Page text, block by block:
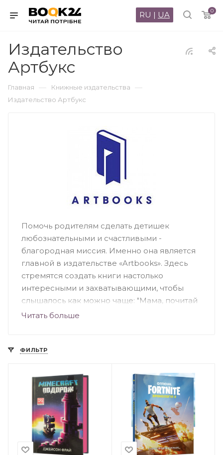
0
RU | UA
Издательство
Артбукс
Главная — Книжные издательства —
Издательство Артбукс
Помочь родителям сделать детишек
любознательными и счастливыми -
благородная миссия. Именно она является
главной в издательстве «Artbooks». Здесь
стремятся создать книги настолько
интересными и захватывающими, чтобы
слышалось как можно чаще: "Мама, почитай
мне еще!"
яркие виммельбухи, развивающие
колыбельные. Интересный факт: хотя
издательство еще довольно молодое,
однако искусная работа его команды
неоднократно отмечалась на престижных
книжных конкурсах.
Проведите время со своими детьми весело
Читать больше
ФИЛЬТР